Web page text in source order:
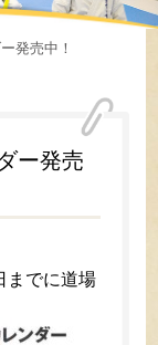
発売中！
ー発売
までに道場